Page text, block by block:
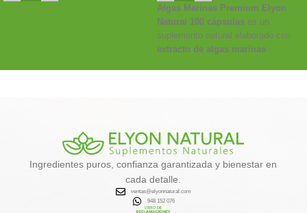
Algas Marinas Premium Elyon
Natural 100 cápsulases un
suplemento natural elaborado con
extracto de algas marinas
✔️
Favorece la eliminación de
toxinas
✔️Activa el metabolismo y la
quema de grasa natural
✔️Aporta energía, calcio, hierro y
vitaminas
Ingredientes puros, confianza garantizada y bienestar en
cada detalle.
ventas@elyonnatural.com
948 152 076